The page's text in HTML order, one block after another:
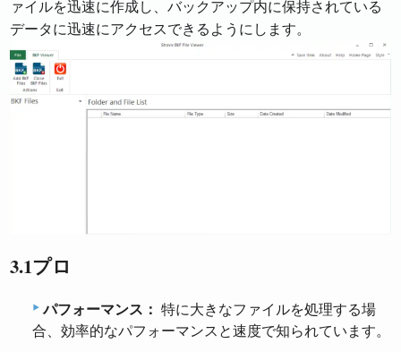
ァイルを迅速に作成し、バックアップ内に保持されている
データに迅速にアクセスできるようにします。
3.1プロ
パフォーマンス： 特に大きなファイルを処理する場
合、効率的なパフォーマンスと速度で知られています。